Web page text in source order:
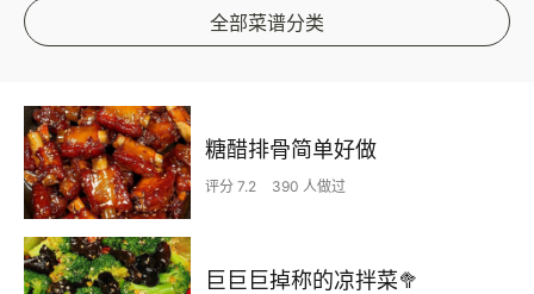
全部菜谱分类
糖醋排骨简单好做
评分 7.2 390 人做过
巨巨巨掉称的凉拌菜🥦